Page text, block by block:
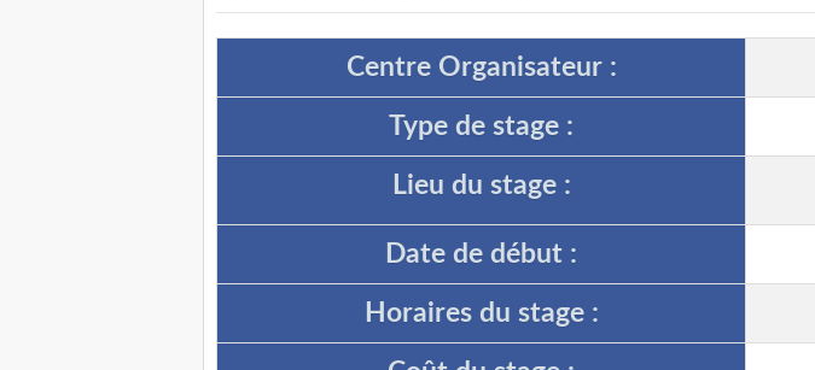
Centre Organisateur :
Type de stage :
Lieu du stage :
Date de début :
Horaires du stage :